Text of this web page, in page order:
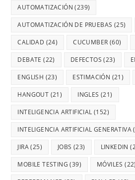
AUTOMATIZACIÓN (239)
AUTOMATIZACIÓN DE PRUEBAS (25)
CALIDAD (24) CUCUMBER (60)
DEBATE (22) DEFECTOS (23)
ENGLISH (23) ESTIMACIÓN (21)
HANGOUT (21) INGLES (21)
INTELIGENCIA ARTIFICIAL (152)
INTELIGENCIA ARTIFICIAL GENERATIVA
JIRA(25) JOBS (23) LINKEDIN
MOBILE TESTING (39) MÓVILES (22)